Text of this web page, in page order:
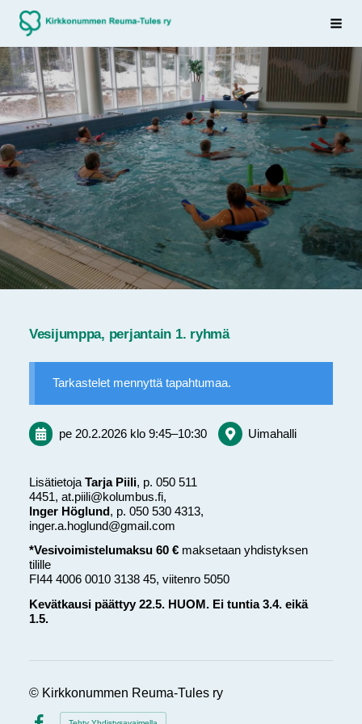
Siirry
sivun
sisältöön
Sivuston etusivulle
Vesijumppa, perjantain 1. ryhmä
Tarkastelet mennyttä tapahtumaa.
pe 20.2.2026 klo 9:45–10:30 Uimahalli
Lisätietoja Tarja Piili, p. 050 511
4451, at.piili@kolumbus.fi,
Inger Höglund , p. 050 530 4313,
inger.a.hoglund@gmail.com
*Vesivoimistelumaksu 60 €maksetaan yhdistyksen
tilille
FI44 4006 0010 3138 45, viitenro 5050
Kevätkausi päättyy 22.5. HUOM. Ei tuntia 3.4. eikä
1.5.
© Kirkkonummen Reuma-Tules ry